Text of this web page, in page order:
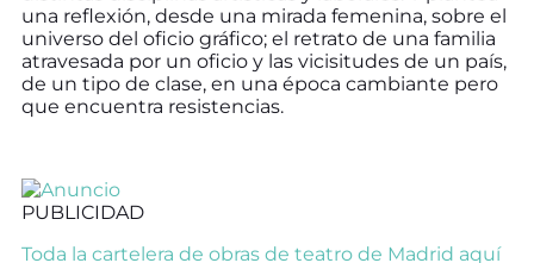
una reflexión, desde una mirada femenina, sobre el
universo del oficio gráfico; el retrato de una familia
atravesada por un oficio y las vicisitudes de un país,
de un tipo de clase, en una época cambiante pero
que encuentra resistencias.
PUBLICIDAD
Toda la cartelera de obras de teatro de Madrid aquí